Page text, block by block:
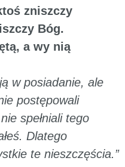
zniszczy
Bóg.
a wy nią
w posiadanie, ale
postępowali
spełniali tego
Dlatego
te nieszczęścia.”